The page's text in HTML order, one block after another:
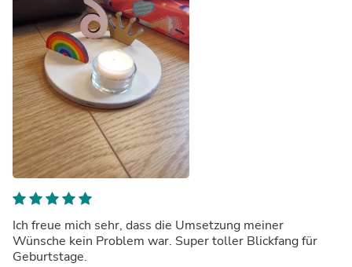
Ich freue mich sehr, dass die Umsetzung meiner
Wünsche kein Problem war. Super toller Blickfang für
Geburtstage.